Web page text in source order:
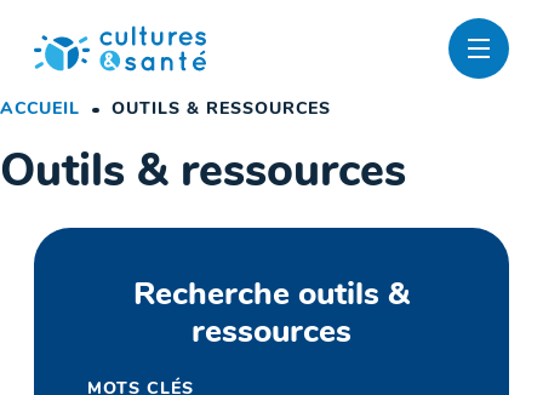
contenu
ACCUEIL OUTILS & RESSOURCES
Outils & ressources
Recherche outils &
ressources
MOTS CLÉS